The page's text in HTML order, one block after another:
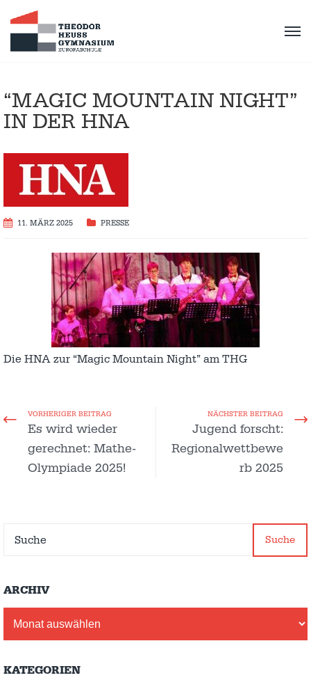
“MAGIC MOUNTAIN NIGHT”
IN DER HNA
11. MÄRZ 2025 PRESSE
Die HNA zur “Magic Mountain Night” am THG
VORHERIGER BEITRAG
Es wird wieder
gerechnet: Mathe-
Olympiade 2025!
NÄCHSTER BEITRAG
Jugend forscht:
Regionalwettbewe
rb 2025
Suche
ARCHIV
KATEGORIEN